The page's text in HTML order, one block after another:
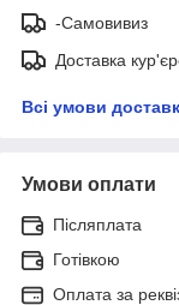
-Самовивиз
Доставка
Всі умови
Умови оплати
Післяплата
Готівкою
Оплата за